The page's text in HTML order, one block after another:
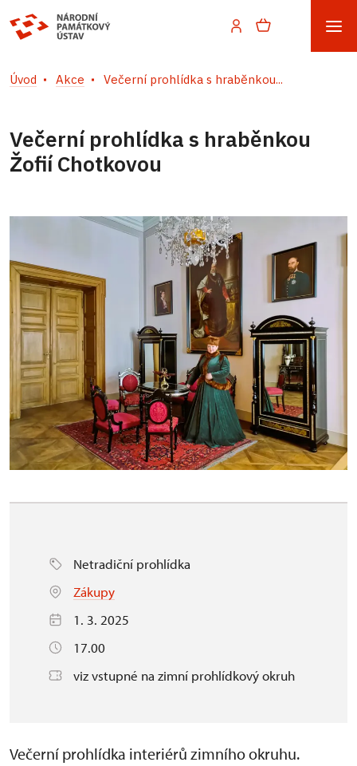
Úvod Akce Večerní prohlídka s hraběnkou...
Večerní prohlídka s hraběnkou
Žofií Chotkovou
Netradiční prohlídka
Zákupy
1. 3. 2025
17.00
viz vstupné na zimní prohlídkový okruh
Večerní prohlídka interiérů zimního okruhu.